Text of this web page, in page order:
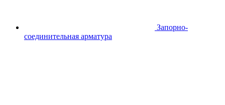
Запорно-
соединительная арматура